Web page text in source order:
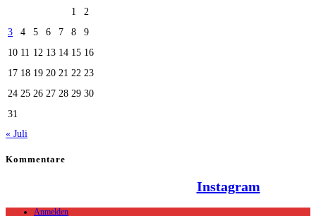
1
2
3
4 5 6 7 8
9
10 11 12 13 14 15 16
17 18 19 20 21 22 23
24 25 26 27 28 29 30
31
« Juli
Kommentare
Instagram
Anmelden